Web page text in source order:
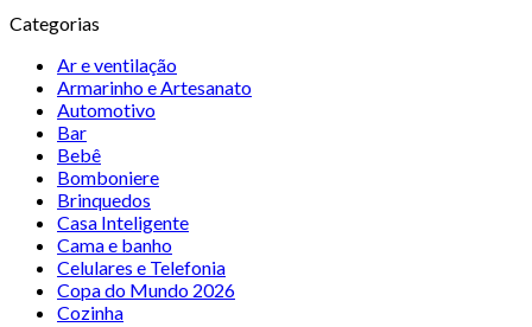
Categorias
Ar e ventilação
Armarinho e Artesanato
Automotivo
Bar
Bebê
Bomboniere
Brinquedos
Casa Inteligente
Cama e banho
Celulares e Telefonia
Copa do Mundo 2026
Cozinha